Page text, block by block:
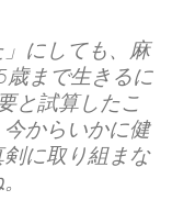
にしても、麻
まで生きるに
と試算したこ
からいかに健
に取り組まな